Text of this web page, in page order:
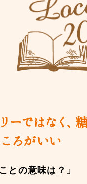
との意味は？」